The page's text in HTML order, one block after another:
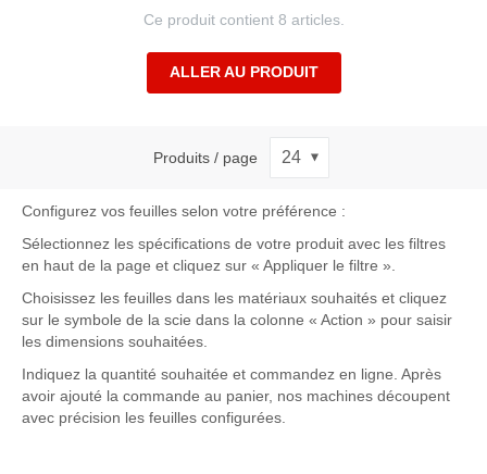
Ce produit contient 8 articles.
ALLER AU PRODUIT
Produits / page
Configurez vos feuilles selon votre préférence :
Sélectionnez les spécifications de votre produit avec les filtres
en haut de la page et cliquez sur « Appliquer le filtre ».
Choisissez les feuilles dans les matériaux souhaités et cliquez
sur le symbole de la scie dans la colonne « Action » pour saisir
les dimensions souhaitées.
Indiquez la quantité souhaitée et commandez en ligne. Après
avoir ajouté la commande au panier, nos machines découpent
avec précision les feuilles configurées.